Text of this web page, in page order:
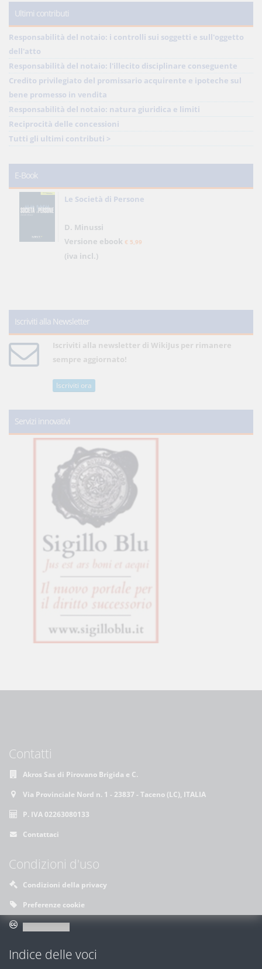
Ultimi contributi
Responsabilità del notaio: i controlli sui soggetti e sull'oggetto
dell'atto
Responsabilità del notaio: l'illecito disciplinare conseguente
Credito privilegiato del promissario acquirente e ipoteche sul
bene promesso in vendita
Responsabilità del notaio: natura giuridica e limiti
Reciprocità delle concessioni
Tutti gli ultimi contributi >
E-Book
Le Società di Persone
D. Minussi
Versione ebook € 5,99
(iva incl.)
Iscriviti alla Newsletter
Iscriviti alla newsletter di WikiJus per rimanere
sempre aggiornato!
Iscriviti ora
Servizi innovativi
Contatti
Akros Sas di Pirovano Brigida e C.
Via Provinciale Nord n. 1 - 23837 - Taceno (LC), ITALIA
P. IVA 02263080133
Contattaci
Condizioni d'uso
Condizioni della privacy
Preferenze cookie
Indice delle voci